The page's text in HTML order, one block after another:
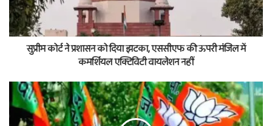
सुप्रीम कोर्ट ने प्रशासन को दिया झटका, एससीएफ की ऊपरी मंजिल में
कमर्शियल एक्टिविटी वायलेशन नहीं